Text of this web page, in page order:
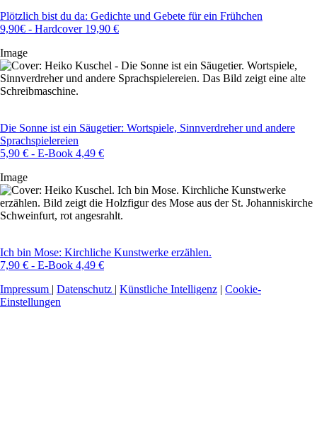
Plötzlich bist du da: Gedichte und Gebete für ein Frühchen
9,90€ - Hardcover 19,90 €
Image
Die Sonne ist ein Säugetier: Wortspiele, Sinnverdreher und andere
Sprachspielereien
5,90 € - E-Book 4,49 €
Image
Ich bin Mose: Kirchliche Kunstwerke erzählen.
7,90 € - E-Book 4,49 €
Impressum | Datenschutz | Künstliche Intelligenz | Cookie-
Einstellungen